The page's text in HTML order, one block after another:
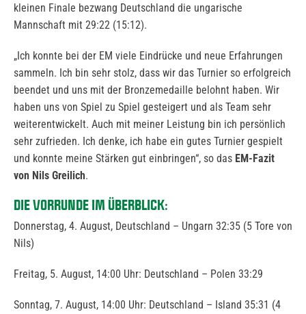
kleinen Finale bezwang Deutschland die ungarische
Mannschaft mit 29:22 (15:12).
„Ich konnte bei der EM viele Eindrücke und neue Erfahrungen
sammeln. Ich bin sehr stolz, dass wir das Turnier so erfolgreich
beendet und uns mit der Bronzemedaille belohnt haben. Wir
haben uns von Spiel zu Spiel gesteigert und als Team sehr
weiterentwickelt. Auch mit meiner Leistung bin ich persönlich
sehr zufrieden. Ich denke, ich habe ein gutes Turnier gespielt
und konnte meine Stärken gut einbringen“, so das EM-Fazit
von Nils Greilich.
DIE VORRUNDE IM ÜBERBLICK:
Donnerstag, 4. August, Deutschland – Ungarn 32:35 (5 Tore von
Nils)
Freitag, 5. August, 14:00 Uhr: Deutschland – Polen 33:29
Sonntag, 7. August, 14:00 Uhr: Deutschland – Island 35:31 (4